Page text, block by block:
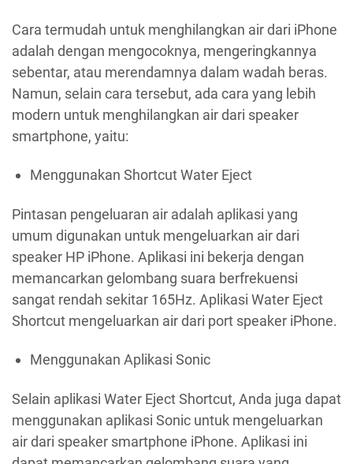
Cara termudah untuk menghilangkan air dari iPhone
adalah dengan mengocoknya, mengeringkannya
sebentar, atau merendamnya dalam wadah beras.
Namun, selain cara tersebut, ada cara yang lebih
modern untuk menghilangkan air dari speaker
smartphone, yaitu:
Menggunakan Shortcut Water Eject
Pintasan pengeluaran air adalah aplikasi yang
umum digunakan untuk mengeluarkan air dari
speaker HP iPhone. Aplikasi ini bekerja dengan
memancarkan gelombang suara berfrekuensi
sangat rendah sekitar 165Hz. Aplikasi Water Eject
Shortcut mengeluarkan air dari port speaker iPhone.
Menggunakan Aplikasi Sonic
Selain aplikasi Water Eject Shortcut, Anda juga dapat
menggunakan aplikasi Sonic untuk mengeluarkan
air dari speaker smartphone iPhone. Aplikasi ini